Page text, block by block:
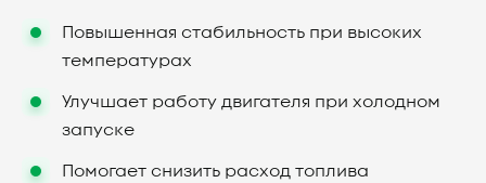
Повышенная стабильность при высоких
температурах
Улучшает работу двигателя при холодном
запуске
Помогает снизить расход топлива